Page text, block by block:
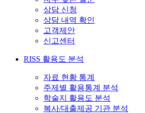
상담 신청
상담 내역 확인
고객제안
신고센터
RISS 활용도 분석
자료 현황 통계
주제별 활용통계 분석
학술지 활용도 분석
복사/대출제공 기관 분석